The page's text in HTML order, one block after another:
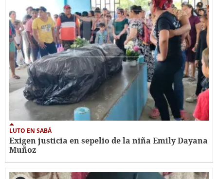
LUTO EN SABÁ
Exigen justicia en sepelio de la niña Emily Dayana
Muñoz